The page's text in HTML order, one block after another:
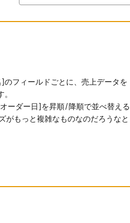
フィールドごとに、売上データを
ーダー日]を昇順/降順で並べ替える
がもっと複雑なものなのだろうなと
みると、